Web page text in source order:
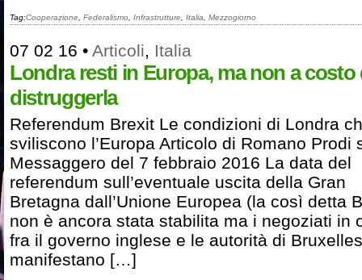
Tag:Cooperazione Federalismo Infrastrutture Italia Mezzogiorno
07 02 16 • Articoli, Italia
Londra resti in Europa, ma non a costo
distruggerla
Referendum Brexit Le condizioni di Londra
sviliscono l’Europa Articolo di Romano Prodi
Messaggero del 7 febbraio 2016 La data del
referendum sull’eventuale uscita della Gran
Bretagna dall’Unione Europea (la così detta
non è ancora stata stabilita ma i negoziati in
fra il governo inglese e le autorità di Bruxelles
manifestano […]